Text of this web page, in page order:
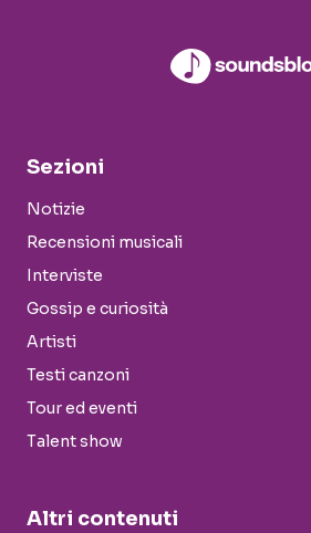
Sezioni
Notizie
Recensioni musicali
Interviste
Gossip e curiosità
Artisti
Testi canzoni
Tour ed eventi
Talent show
Altri contenuti